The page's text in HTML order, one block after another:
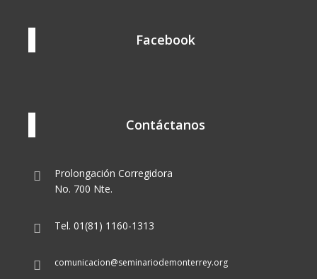
Facebook
Contáctanos
Prolongación Corregidora
No. 700 Nte.
Tel. 01(81) 1160-1313
comunicacion@seminariodemonterrey.org